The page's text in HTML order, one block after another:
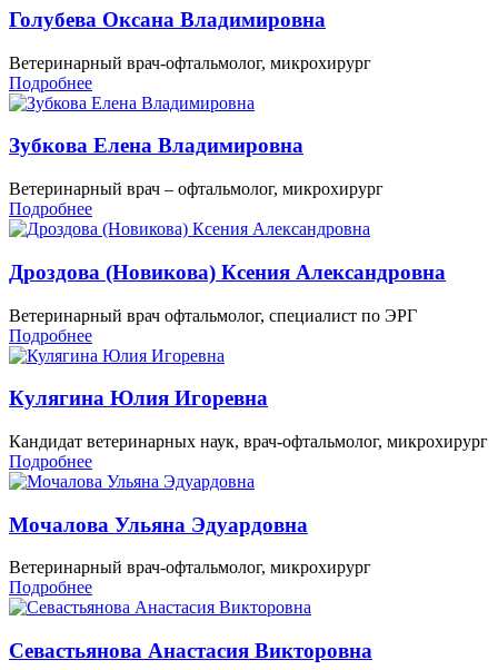
Голубева Оксана Владимировна
Ветеринарный врач-офтальмолог, микрохирург
Подробнее
Зубкова Елена Владимировна
Ветеринарный врач – офтальмолог, микрохирург
Подробнее
Дроздова (Новикова) Ксения Александровна
Ветеринарный врач офтальмолог, специалист по ЭРГ
Подробнее
Кулягина Юлия Игоревна
Кандидат ветеринарных наук, врач-офтальмолог, микрохирург
Подробнее
Мочалова Ульяна Эдуардовна
Ветеринарный врач-офтальмолог, микрохирург
Подробнее
Севастьянова Анастасия Викторовна